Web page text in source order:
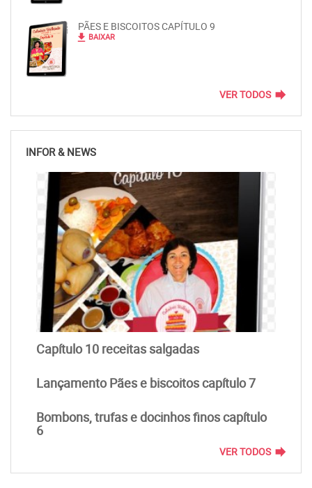
PÃES E BISCOITOS CAPÍTULO 9
file_download BAIXAR
VER TODOS forward
INFOR & NEWS
Capítulo 10 receitas salgadas
Lançamento Pães e biscoitos capítulo 7
Bombons, trufas e docinhos finos capítulo
6
VER TODOS forward